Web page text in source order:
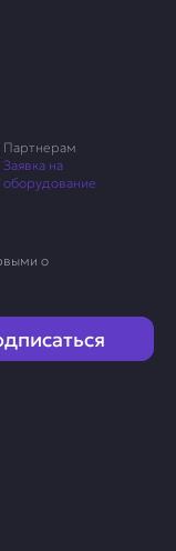
о
Партнерам
Заявка на
оборудование